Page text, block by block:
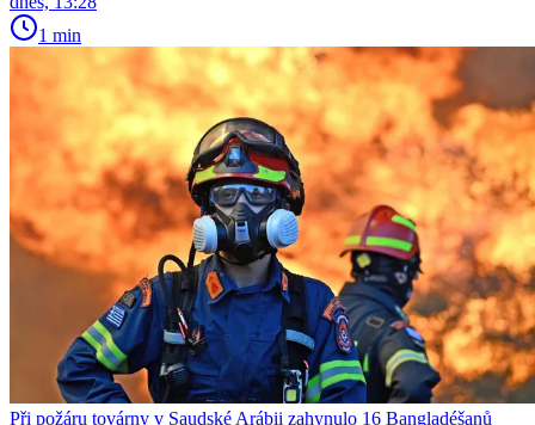
1 min
Při požáru továrny v Saudské Arábii zahynulo 16 Bangladéšanů